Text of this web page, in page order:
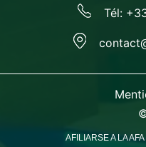
Tél:
AFILIARSE A LA AFA